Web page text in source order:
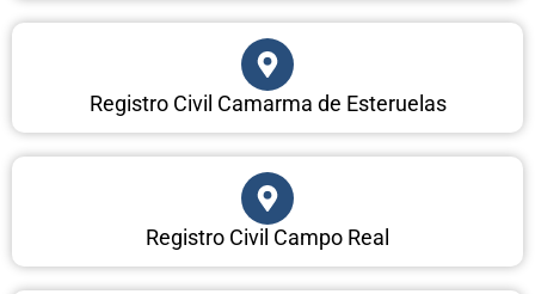
Registro Civil Camarma de Esteruelas
Registro Civil Campo Real